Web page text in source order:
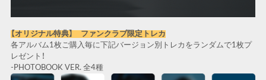
【オリジナル特典】 ファンクラブ限定トレカ
各アルバム1枚ご購入毎に下記バージョン別トレカをランダムで1枚プ
レゼント！
-PHOTOBOOK VER. 全4種